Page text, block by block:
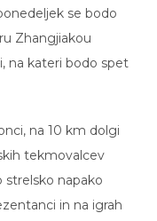
se bodo
Zhangjiakou
na kateri bodo spet
na 10 km dolgi
tekmovalcev
strelsko napako
in na igrah